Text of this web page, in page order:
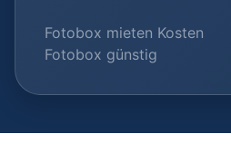
Fotobox mieten Kosten
Fotobox günstig